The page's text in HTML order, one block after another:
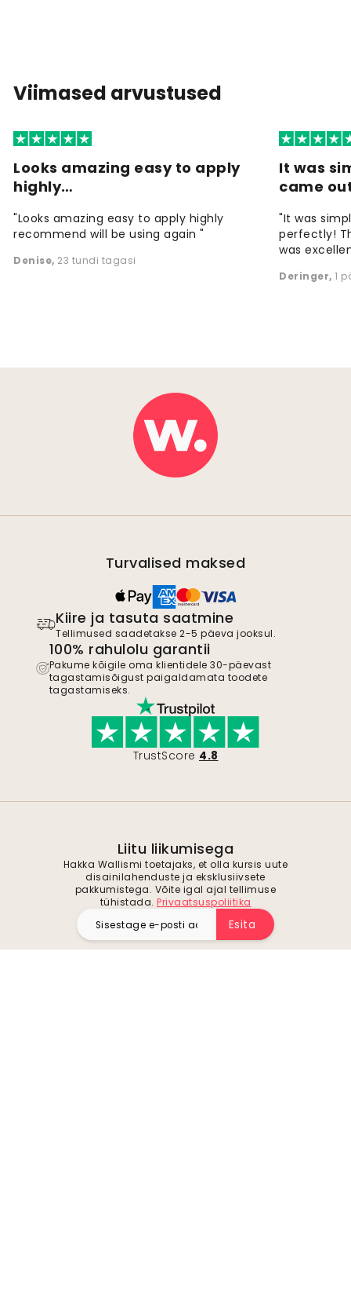
Viimased arvustused
Looks amazing easy to apply
highly…
"Looks amazing easy to apply highly
recommend will be using again "
Denise, 23 tundi tagasi
It was
came
"It was
perfectly!
was
Deringer, 1
Turvalised maksed
Kiire ja tasuta saatmine
Tellimused saadetakse 2-5 päeva jooksul.
100% rahulolu garantii
Pakume kõigile oma klientidele 30-päevast
tagastamisõigust paigaldamata toodete
tagastamiseks.
TrustScore 4.8
Liitu liikumisega
Hakka Wallismi toetajaks, et olla kursis uute
disainilahenduste ja eksklusiivsete
pakkumistega. Võite igal ajal tellimuse
tühistada. Privaatsuspoliitika
Esita